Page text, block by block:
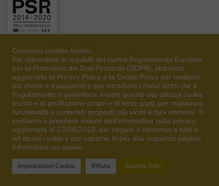
©2026Venica&Venica. All rights reserved. P.I. IT00492040316
Campagna finanziata ai sensi del regolamento UE n.1308/13
Campaign financed according to EU regulation n.1308/13
Consenso cookies tecnici.
Per rispondere ai requisiti del nuovo Regolamento Europeo
per la Protezione dei Dati Personali (GDPR), abbiamo
aggiornato la Privacy Policy e la Cookie Policy per renderle
più chiare e trasparenti e per introdurre i nuovi diritti che il
Regolamento ti garantisce, inoltre questo sito utilizza cookie
tecnici e di profilazione propri e di terze parti, per migliorare
funzionalità e contenuti proposti, più vicini ai tuoi interessi. Ti
invitiamo a prendere visione dell'informativa sulla privacy
aggiornata al 22/06/2018, per negare il consenso a tutti o
ad alcuni cookie e per saperne di più, alla seguente pagina:
Informativa sui cookie.
Impostazioni Cookie Rifiuta Accetta Tutti